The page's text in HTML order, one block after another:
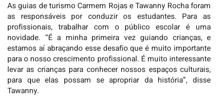
As guias de turismo Carmem Rojas e Tawanny Rocha foram
as responsáveis por conduzir os estudantes. Para as
profissionais, trabalhar com o público escolar é uma
novidade. “É a minha primeira vez guiando crianças, e
estamos aí abraçando esse desafio que é muito importante
para o nosso crescimento profissional. É muito interessante
levar as crianças para conhecer nossos espaços culturais,
para que elas possam se apropriar da história”, disse
Tawanny.